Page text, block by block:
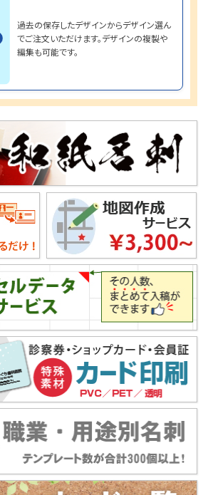
過去の保存したデザインからデザイン選ん
でご注文いただけます。デザインの複製や
編集も可能です。